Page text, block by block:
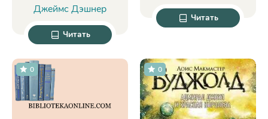
Джеймс Дэшнер
Читать
Читать
0 0